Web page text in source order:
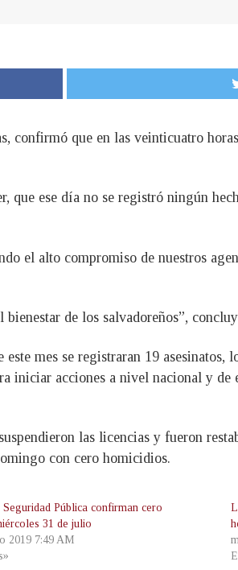
que en las veinticuatro
ese día no se registró ningún
el alto compromiso de nuestros
de los salvadoreños”,
mes se registraran 19
iniciar acciones a nivel nacional y
las licencias y fueron
con cero homicidios.
Pública confirman cero
31 de julio
2019 7:49 AM